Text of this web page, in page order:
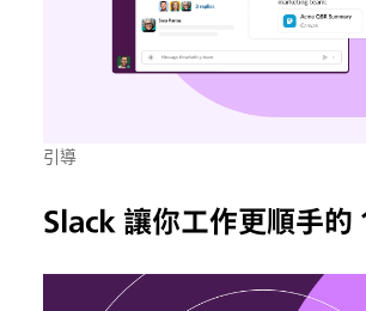
引導
Slack 讓你工作更順手的